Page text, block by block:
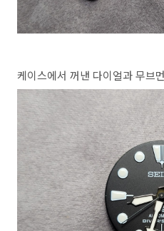
케이스에서 꺼낸 다이얼과 무브